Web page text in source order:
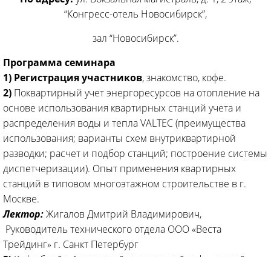
“Конгресс-отель Новосибирск”,
зал “Новосибирск”.
Программа семинара
1) Регистрация участников, знакомство, кофе.
2) Поквартирный учет энергоресурсов на отопление на
основе использования квартирных станций учета и
распределения воды и тепла VALTEC (преимущества
использования; варианты схем внутриквартирной
разводки; расчет и подбор станций; построение системы
диспетчеризации). Опыт применения квартирных
станций в типовом многоэтажном строительстве в г.
Москве.
Лектор:Жигалов Дмитрий Владимирович,
Руководитель технического отдела ООО «Веста
Трейдинг» г. Санкт Петербург